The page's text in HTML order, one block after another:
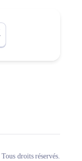
droits réservés.